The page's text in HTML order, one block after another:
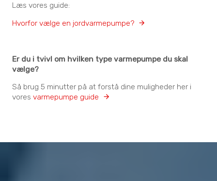
Læs vores guide:
Hvorfor vælge en jordvarmepumpe?
Er du i tvivl om hvilken type varmepumpe du skal
vælge?
Så brug 5 minutter på at forstå dine muligheder her i
voresvarmepumpe guide